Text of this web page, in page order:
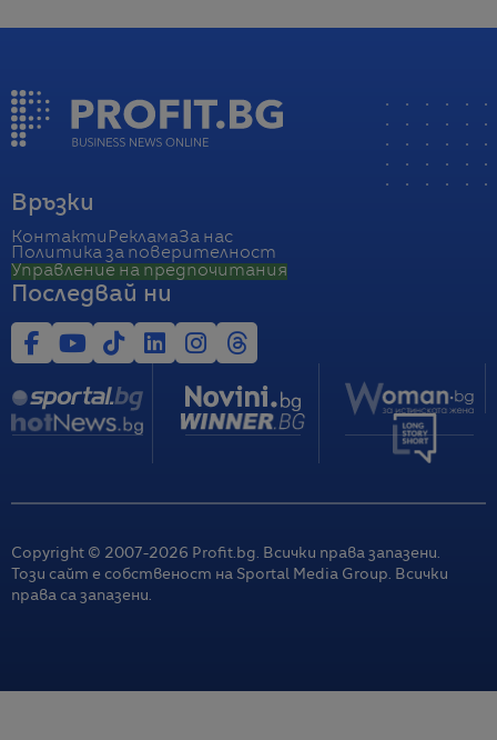
Връзки
Контакти РекламаЗа нас
Политика за поверителност
Управление на предпочитания
Последвай ни
Copyright © 2007-2026 Profit.bg. Всички права запазени.
Този сайт е собственост на Sportal Media Group. Всички
права са запазени.